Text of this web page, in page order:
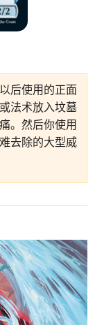
后使用的正面
法术放入坟墓
。然后你使用
去除的大型威